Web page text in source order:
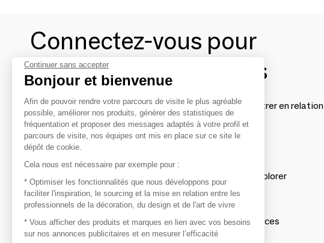
Connectez-vous pour
contacter les marques
Afin de profiter au mieux de l'expérience MOM et de rentrer en relation
avec vos marques préférées, créez-vous un compte.
Découvrir
Les produits de milliers de fournisseurs à explorer
S'inspirer
Inspiration et sélections de produits tendances
Continuer sans accepter
Bonjour et bienvenue
Afin de pouvoir rendre votre parcours de visite le plus agréable
possible, améliorer nos produits, générer des statistiques de
fréquentation et proposer des messages adaptés à votre profil et
parcours de visite, nos équipes ont mis en place sur ce site le
dépôt de cookie.
Cela nous est nécessaire par exemple pour :
* Optimiser les fonctionnalités que nous développons pour
faciliter l'inspiration, le sourcing et la mise en relation entre les
professionnels de la décoration, du design et de l'art de vivre
* Vous afficher des produits et marques en lien avec vos besoins
sur nos annonces publicitaires et en mesurer l’efficacité